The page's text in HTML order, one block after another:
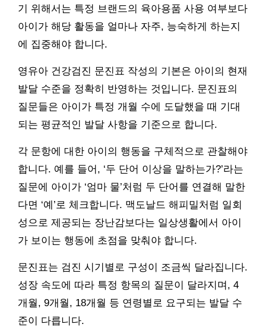
기 위해서는 특정 브랜드의 육아용품 사용 여부보다
아이가 해당 활동을 얼마나 자주, 능숙하게 하는지
에 집중해야 합니다.
영유아 건강검진 문진표 작성의 기본은 아이의 현재
발달 수준을 정확히 반영하는 것입니다. 문진표의
질문들은 아이가 특정 개월 수에 도달했을 때 기대
되는 평균적인 발달 사항을 기준으로 합니다.
각 문항에 대한 아이의 행동을 구체적으로 관찰해야
합니다. 예를 들어, ‘두 단어 이상을 말하는가?’라는
질문에 아이가 ‘엄마 물’처럼 두 단어를 연결해 말한
다면 ‘예’로 체크합니다. 맥도날드 해피밀처럼 일회
성으로 제공되는 장난감보다는 일상생활에서 아이
가 보이는 행동에 초점을 맞춰야 합니다.
문진표는 검진 시기별로 구성이 조금씩 달라집니다.
성장 속도에 따라 특정 항목의 질문이 달라지며, 4
개월, 9개월, 18개월 등 연령별로 요구되는 발달 수
준이 다릅니다.